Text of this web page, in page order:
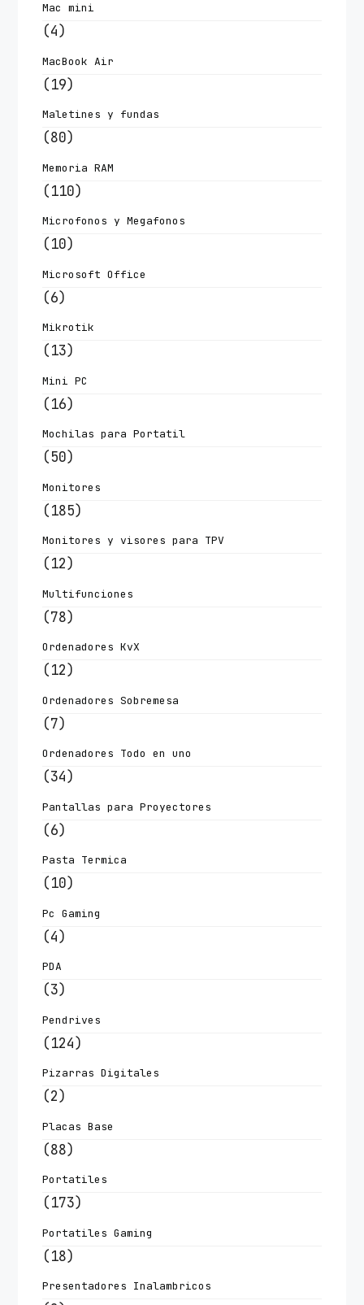
Mac mini
(4)
MacBook Air
(19)
Maletines y fundas
(80)
Memoria RAM
(110)
Microfonos y Megafonos
(10)
Microsoft Office
(6)
Mikrotik
(13)
Mini PC
(16)
Mochilas para Portatil
(50)
Monitores
(185)
Monitores y visores para TPV
(12)
Multifunciones
(78)
Ordenadores KvX
(12)
Ordenadores Sobremesa
(7)
Ordenadores Todo en uno
(34)
Pantallas para Proyectores
(6)
Pasta Termica
(10)
Pc Gaming
(4)
PDA
(3)
Pendrives
(124)
Pizarras Digitales
(2)
Placas Base
(88)
Portatiles
(173)
Portatiles Gaming
(18)
Presentadores Inalambricos